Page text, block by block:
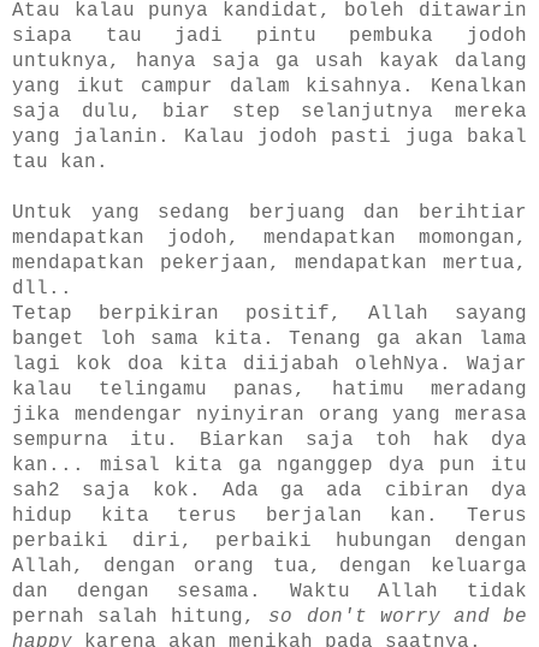
Atau kalau punya kandidat, boleh ditawarin
siapa tau jadi pintu pembuka jodoh
untuknya, hanya saja ga usah kayak dalang
yang ikut campur dalam kisahnya. Kenalkan
saja dulu, biar step selanjutnya mereka
yang jalanin. Kalau jodoh pasti juga bakal
tau kan.
Untuk yang sedang berjuang dan berihtiar
mendapatkan jodoh, mendapatkan momongan,
mendapatkan pekerjaan, mendapatkan mertua,
dll..
Tetap berpikiran positif, Allah sayang
banget loh sama kita. Tenang ga akan lama
lagi kok doa kita diijabah olehNya. Wajar
kalau telingamu panas, hatimu meradang
jika mendengar nyinyiran orang yang merasa
sempurna itu. Biarkan saja toh hak dya
kan... misal kita ga nganggep dya pun itu
sah2 saja kok. Ada ga ada cibiran dya
hidup kita terus berjalan kan. Terus
perbaiki diri, perbaiki hubungan dengan
Allah, dengan orang tua, dengan keluarga
dan dengan sesama. Waktu Allah tidak
pernah salah hitung, so don't worry and be
happy karena akan menikah pada saatnya.